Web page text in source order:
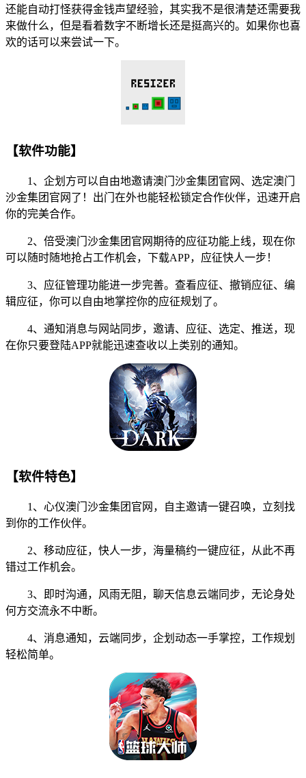
还能自动打怪获得金钱声望经验，其实我不是很清楚还需要我
来做什么，但是看着数字不断增长还是挺高兴的。如果你也喜
欢的话可以来尝试一下。
【软件功能】
1、企划方可以自由地邀请澳门沙金集团官网、选定澳门
沙金集团官网了！出门在外也能轻松锁定合作伙伴，迅速开启
你的完美合作。
2、倍受澳门沙金集团官网期待的应征功能上线，现在你
可以随时随地抢占工作机会，下载APP，应征快人一步！
3、应征管理功能进一步完善。查看应征、撤销应征、编
辑应征，你可以自由地掌控你的应征规划了。
4、通知消息与网站同步，邀请、应征、选定、推送，现
在你只要登陆APP就能迅速查收以上类别的通知。
【软件特色】
1、心仪澳门沙金集团官网，自主邀请一键召唤，立刻找
到你的工作伙伴。
2、移动应征，快人一步，海量稿约一键应征，从此不再
错过工作机会。
3、即时沟通，风雨无阻，聊天信息云端同步，无论身处
何方交流永不中断。
4、消息通知，云端同步，企划动态一手掌控，工作规划
轻松简单。